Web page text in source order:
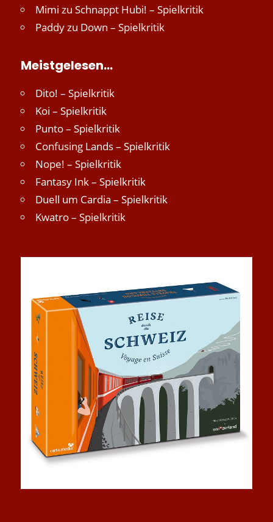
Mimi zu Schnappt Hubi! – Spielkritik
Paddyzu Down – Spielkritik
Meistgelesen…
Dito! – Spielkritik
Koi – Spielkritik
Punto – Spielkritik
Confusing Lands – Spielkritik
Nope! – Spielkritik
Fantasy Ink – Spielkritik
Duell um Cardia – Spielkritik
Kwatro – Spielkritik